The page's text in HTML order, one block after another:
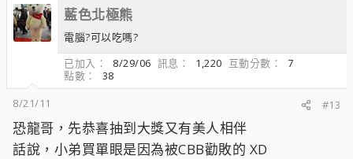
藍色北極熊
電腦?可以吃嗎?
已加入
8/29/06 訊息 1,220 互動分數
7
點數
38
8/21/11
#13
恐龍哥，先恭喜抽到大獎又有美人相伴
話說，小弟買單眼是因為被CBB勸敗的 XD